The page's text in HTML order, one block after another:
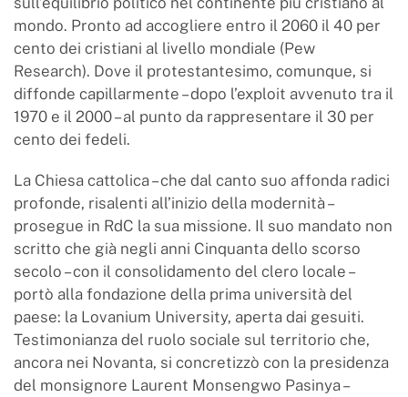
mondo. Pronto ad accogliere entro il 2060 il 40 per
cento dei cristiani al livello mondiale (Pew
Research). Dove il protestantesimo, comunque, si
diffonde capillarmente – dopo l’exploit avvenuto tra il
1970 e il 2000 – al punto da rappresentare il 30 per
cento dei fedeli.
La Chiesa cattolica – che dal canto suo affonda radici
profonde, risalenti all’inizio della modernità –
prosegue in RdC la sua missione. Il suo mandato non
scritto che già negli anni Cinquanta dello scorso
secolo – con il consolidamento del clero locale –
portò alla fondazione della prima università del
paese: la Lovanium University, aperta dai gesuiti.
Testimonianza del ruolo sociale sul territorio che,
ancora nei Novanta, si concretizzò con la presidenza
del monsignore Laurent Monsengwo Pasinya –